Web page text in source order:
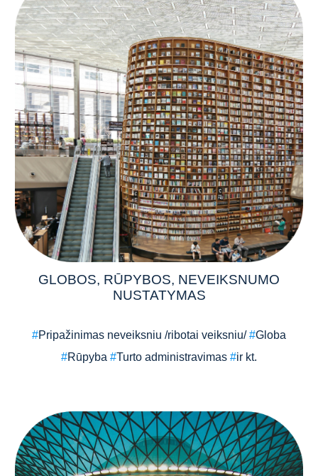
GLOBOS, RŪPYBOS, NEVEIKSNUMO
NUSTATYMAS
#Pripažinimas neveiksniu /ribotai veiksniu/ #Globa
#Rūpyba #Turto administravimas #ir kt.